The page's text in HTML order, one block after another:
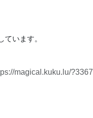
います。
magical.kuku.lu/?3367